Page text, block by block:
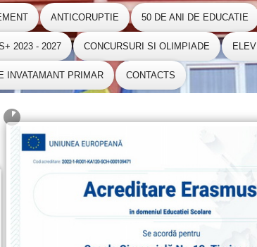
ANTICORUPTIE 50 DE ANI DE EDUCATIE
2023 - 2027 CONCURSURI SI OLIMPIADE ELEVI
INVATAMANT PRIMAR CONTACTS